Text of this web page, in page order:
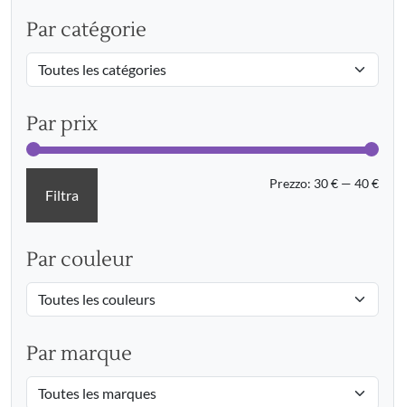
Par catégorie
Par prix
Filtra
Prezzo: 30 € — 40 €
Par couleur
Par marque